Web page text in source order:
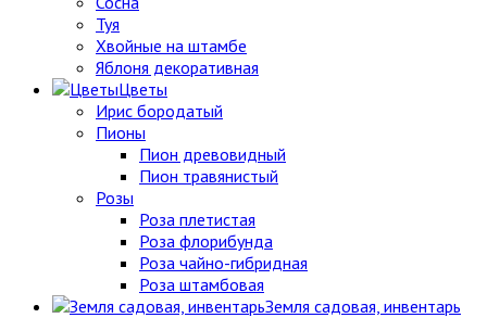
Туя
Хвойные на штамбе
Яблоня декоративная
Цветы
Ирис бородатый
Пионы
Пион древовидный
Пион травянистый
Розы
Роза плетистая
Роза флорибунда
Роза чайно-гибридная
Роза штамбовая
Земля садовая, инвентарь